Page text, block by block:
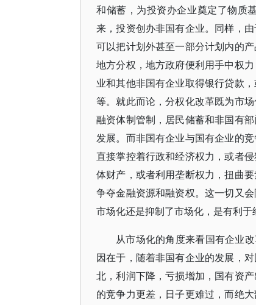
和储蓄，为投资办企业奠定了物质
来，投资创办非国有企业。同样，
可以把计划外甚至一部分计划内的
地方分权，地方政府便利用手中权
业和其他非国有企业取得银行贷款
等。就此而论，分权化改革既为市
融资体制管制，居民储蓄和非国有
发展。而非国有企业与国有企业的
直接掌控着行政和经济权力，或者
体财产，或者利用垄断权力，扭曲
争夺金融资源和融资权。这一切又
市场化还是抑制了市场化，是有利于
从市场化的角度来看国有企业
因在于，随着非国有企业的发展，
北，利润下降，亏损增加，国有资
的竞争力更差，日子更难过，而绝